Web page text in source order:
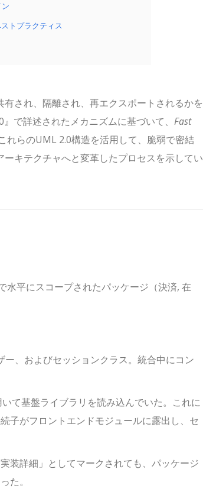
トプラクティス
され、隔離され、再エクスポートされるかを
で詳述されたメカニズムに基づいて、 Fast
れらのUML 2.0構造を活用して、脆弱で密結
キテクチャへと変革したプロセスを示してい
水平にスコープされたパッケージ（決済, 在
ー、およびセッションクラス。統合中にコン
て基盤ライブラリを読み込んでいた。これに
子がフロントエンドモジュールに露出し、セ
装詳細」としてマークされても、パッケージ
た。